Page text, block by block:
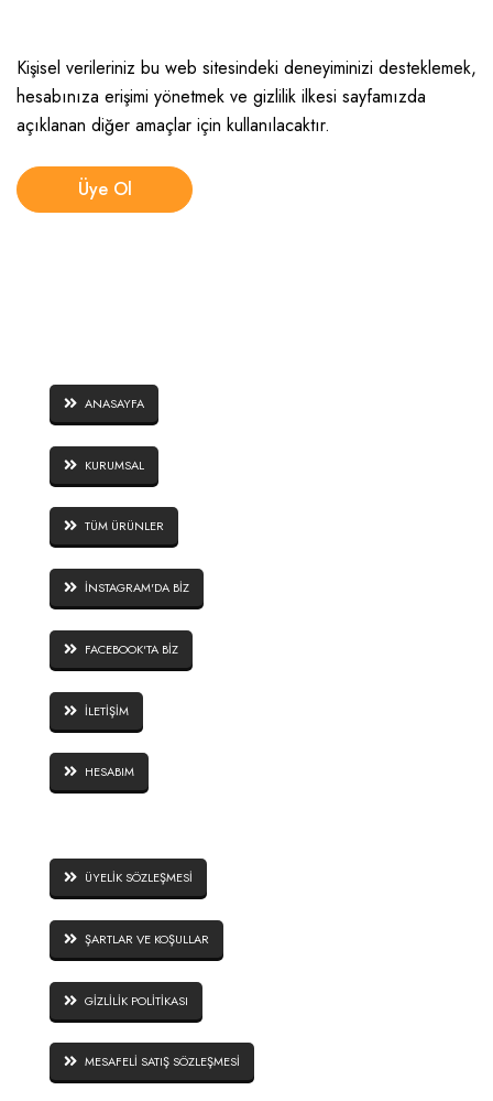
Kişisel verileriniz bu web sitesindeki deneyiminizi desteklemek,
hesabınıza erişimi yönetmek ve gizlilik ilkesi sayfamızda
açıklanan diğer amaçlar için kullanılacaktır.
Üye Ol
ANASAYFA
KURUMSAL
TÜM ÜRÜNLER
İNSTAGRAM'DA BİZ
FACEBOOK'TA BİZ
İLETİŞİM
HESABIM
ÜYELİK SÖZLEŞMESİ
ŞARTLAR VE KOŞULLAR
GİZLİLİK POLİTİKASI
MESAFELİ SATIŞ SÖZLEŞMESİ